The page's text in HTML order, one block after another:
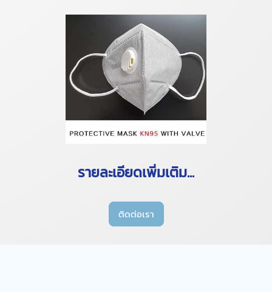
รายละเอียดเพิ่มเติม...
ติดต่อเรา